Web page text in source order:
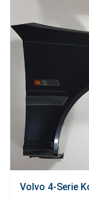
Volvo 4-Serie